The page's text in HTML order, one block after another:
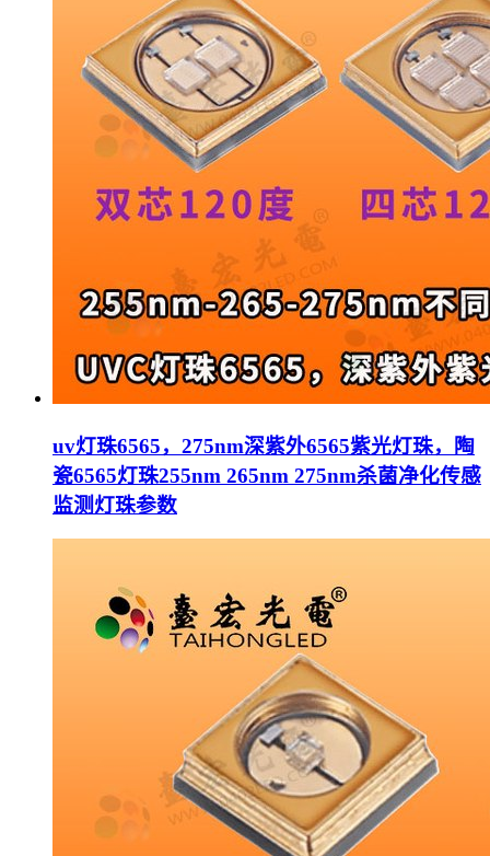
uv灯珠6565，275nm深紫外6565紫光灯珠，陶
瓷6565灯珠255nm 265nm 275nm杀菌净化传感
监测灯珠参数